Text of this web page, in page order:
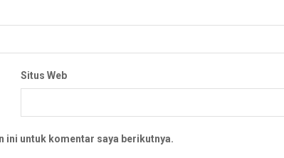
Situs Web
ini untuk komentar saya berikutnya.